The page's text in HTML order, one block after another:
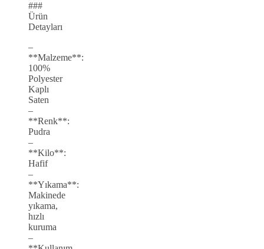
###
Ürün
Detayları
–
**Malzeme**:
100%
Polyester
Kaplı
Saten
–
**Renk**:
Pudra
–
**Kilo**:
Hafif
–
**Yıkama**:
Makinede
yıkama,
hızlı
kuruma
–